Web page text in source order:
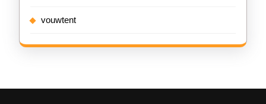
vouwtent